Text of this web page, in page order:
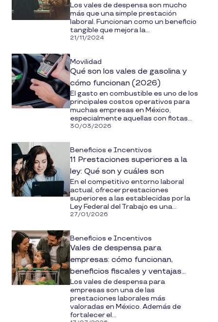
Los vales de despensa son mucho
más que una simple prestación
laboral. Funcionan como un beneficio
tangible que mejora la...
21/11/2024
Movilidad
Qué son los vales de gasolina y
cómo funcionan (2026)
El gasto en combustible es uno de los
principales costos operativos para
muchas empresas en México,
especialmente aquellas con flotas...
30/03/2026
Beneficios e Incentivos
11 Prestaciones superiores a la
ley: Qué son y cuáles son
En el competitivo entorno laboral
actual, ofrecer prestaciones
superiores a las establecidas por la
Ley Federal del Trabajo es una...
27/01/2026
Beneficios e Incentivos
Vales de despensa para
empresas: cómo funcionan,
beneficios fiscales y ventajas
para tus colaboradores
Los vales de despensa para
empresas son una de las
prestaciones laborales más
valoradas en México. Además de
fortalecer el...